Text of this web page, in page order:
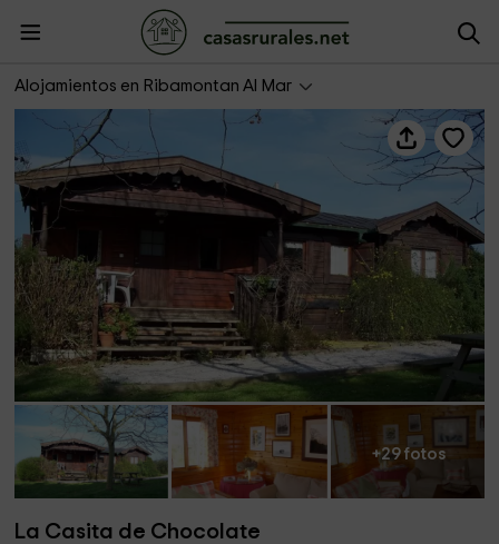
Alojamientos en Ribamontan Al Mar
La Casita de Chocolate
+29 fotos
La Casita de Chocolate